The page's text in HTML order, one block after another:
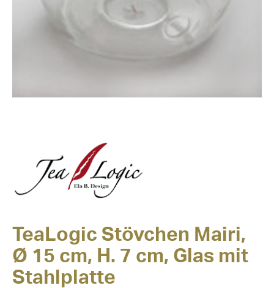
TeaLogic Stövchen Mairi,
Ø 15 cm, H. 7 cm, Glas mit
Stahlplatte